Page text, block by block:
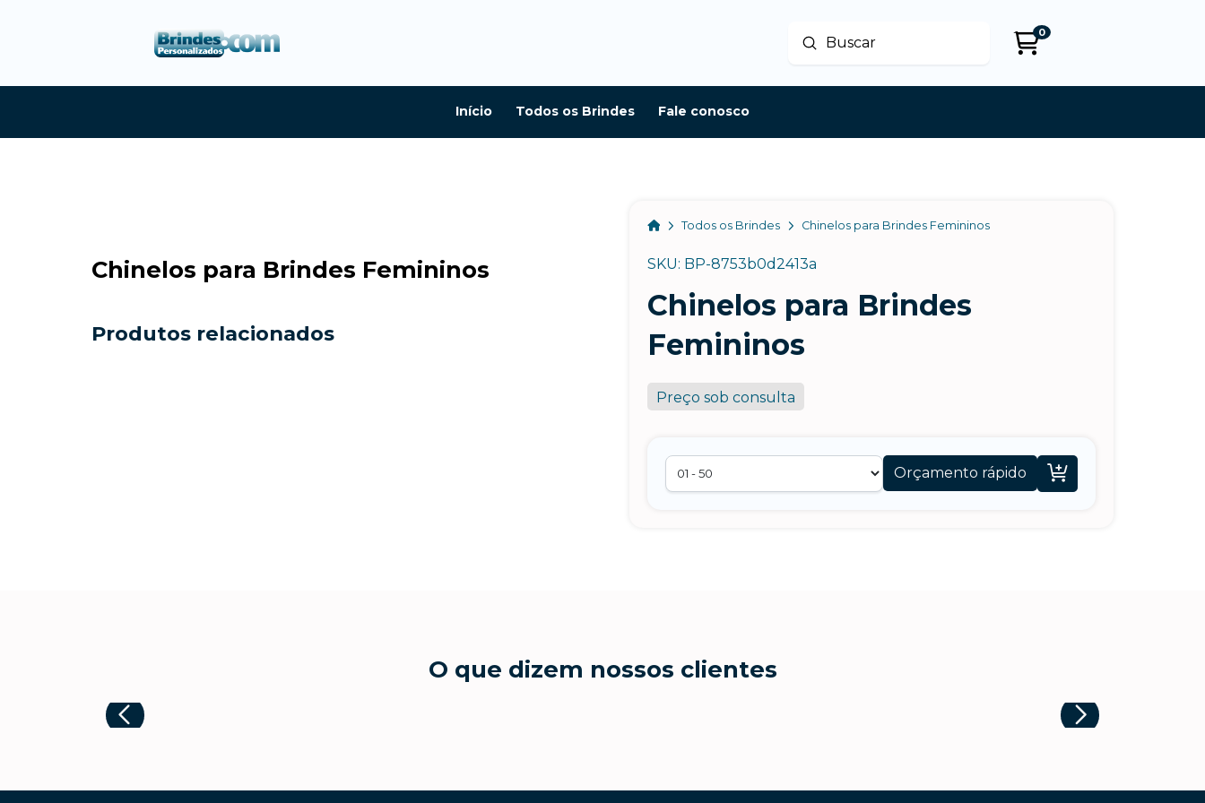
Buscar
Enviar
0
Início Todos os Brindes Fale conosco
HomeTodos os Brindes Chinelos para Brindes Femininos
SKU: BP-8753b0d2413a
Chinelos para Brindes
Femininos
Preço sob consulta
Orçamento rápido 
Chinelos para Brindes Femininos
Produtos relacionados
O que dizem nossos clientes
Brindes Personalizados